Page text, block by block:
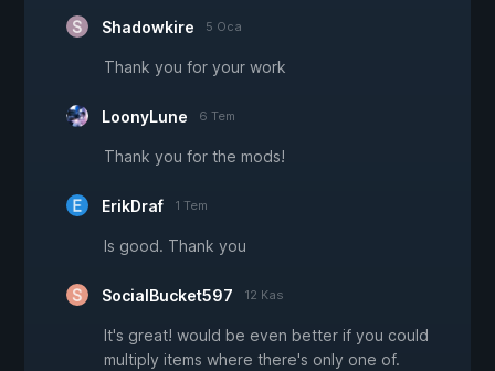
Shadowkire 5 Oca
Thank you for your work
LoonyLune 6 Tem
Thank you for the mods!
ErikDraf 1 Tem
Is good. Thank you
SocialBucket597 12 Kas
It's great! would be even better if you could
multiply items where there's only one of.